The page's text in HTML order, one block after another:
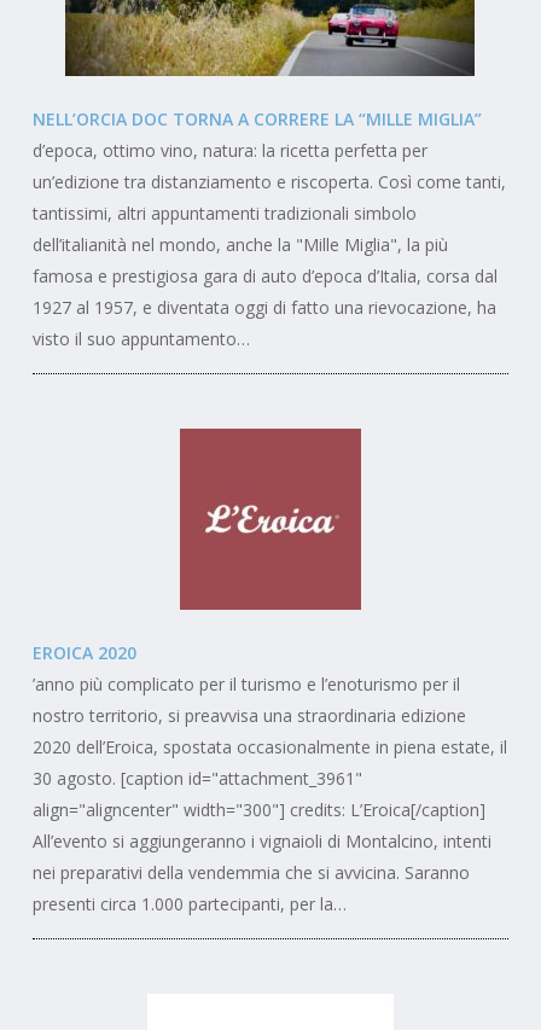
NELL’ORCIA DOC TORNA A CORRERE LA “MILLE MIGLIA”
d’epoca, ottimo vino, natura: la ricetta perfetta per
un’edizione tra distanziamento e riscoperta. Così come tanti,
tantissimi, altri appuntamenti tradizionali simbolo
dell’italianità nel mondo, anche la "Mille Miglia", la più
famosa e prestigiosa gara di auto d’epoca d’Italia, corsa dal
1927 al 1957, e diventata oggi di fatto una rievocazione, ha
visto il suo appuntamento…
EROICA 2020
’anno più complicato per il turismo e l’enoturismo per il
nostro territorio, si preavvisa una straordinaria edizione
2020 dell’Eroica, spostata occasionalmente in piena estate, il
30 agosto. [caption id="attachment_3961"
align="aligncenter" width="300"] credits: L’Eroica[/caption]
All’evento si aggiungeranno i vignaioli di Montalcino, intenti
nei preparativi della vendemmia che si avvicina. Saranno
presenti circa 1.000 partecipanti, per la…